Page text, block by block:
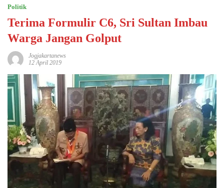
Politik
Terima Formulir C6, Sri Sultan Imbau
Warga Jangan Golput
Jogjakartanews
12 April 2019